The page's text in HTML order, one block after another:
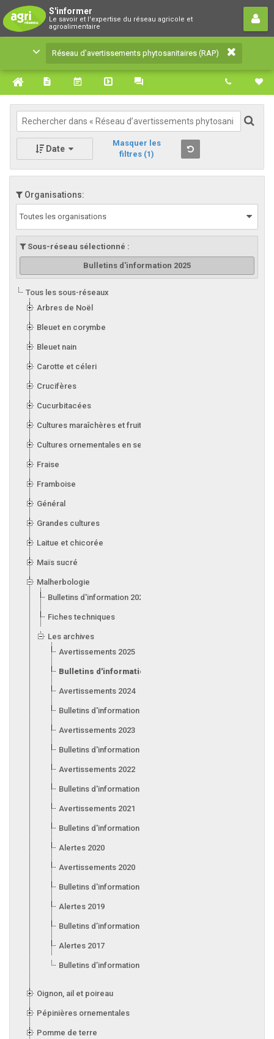
S'informer
Le savoir et l'expertise du réseau agricole et
agroalimentaire
Réseau d’avertissements
phytosanitaires (RAP)
Le savoir et l'expertise du réseau agricole et
agroalimentaire
Réseau d’avertissements phytosanitaires (RAP)
Date
Masquer les
filtres (1)
Organisations:
Toutes les organisations
Sous-réseau sélectionné :
Bulletins d'information 2025
Tous les sous-réseaux
Arbres de Noël
Bleuet en corymbe
Bleuet nain
Carotte et céleri
Crucifères
Cucurbitacées
Cultures maraîchères et fruitières en serre
Cultures ornementales en serre
Fraise
Framboise
Général
Grandes cultures
Laitue et chicorée
Maïs sucré
Malherbologie
Bulletins d'information 2026
Fiches techniques
Les archives
Avertissements 2025
Bulletins d'information 2025
Avertissements 2024
Bulletins d'information 2024
Avertissements 2023
Bulletins d'information 2023
Avertissements 2022
Bulletins d'information 2022
Avertissements 2021
Bulletins d'information 2021
Alertes 2020
Avertissements 2020
Bulletins d'information 2020
Alertes 2019
Bulletins d’information 2019
Alertes 2017
Bulletins d’information 2017
Oignon, ail et poireau
Pépinières ornementales
Pomme de terre